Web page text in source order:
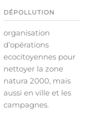
DÉPOLLUTION
organisation
d’opérations
ecocitoyennes pour
nettoyer la zone
natura 2000, mais
aussi en ville et les
campagnes.